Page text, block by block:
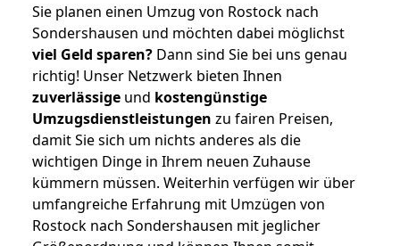
Sie planen einen Umzug von Rostock nach
Sondershausen und möchten dabei möglichst
viel Geld sparen? Dann sind Sie bei uns genau
richtig! Unser Netzwerk bieten Ihnen
zuverlässige und kostengünstige
Umzugsdienstleistungen zu fairen Preisen,
damit Sie sich um nichts anderes als die
wichtigen Dinge in Ihrem neuen Zuhause
kümmern müssen. Weiterhin verfügen wir über
umfangreiche Erfahrung mit Umzügen von
Rostock nach Sondershausen mit jeglicher